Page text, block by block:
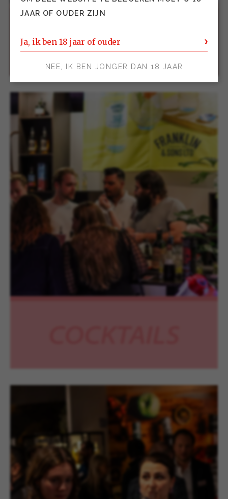
JAAR OF OUDER ZIJN
Ja, ik ben 18 jaar of ouder
NEE, IK BEN JONGER DAN 18 JAAR